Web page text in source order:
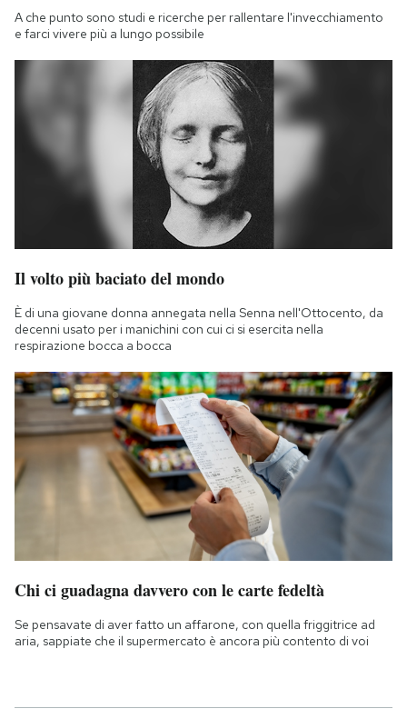
A che punto sono studi e ricerche per rallentare l'invecchiamento
e farci vivere più a lungo possibile
Il volto più baciato del mondo
È di una giovane donna annegata nella Senna nell'Ottocento, da
decenni usato per i manichini con cui ci si esercita nella
respirazione bocca a bocca
Chi ci guadagna davvero con le carte fedeltà
Se pensavate di aver fatto un affarone, con quella friggitrice ad
aria, sappiate che il supermercato è ancora più contento di voi